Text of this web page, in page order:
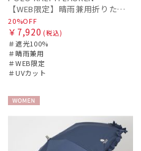
【WEB限定】晴雨兼用折りたたみ日傘 ポロ ラルフ ローレン（POLO RALPH LAUREN）ストライプ刺繍 遮光100 UV100
20%OFF
￥7,920 (税込)
＃遮光100%
＃晴雨兼用
＃WEB限定
＃UVカット